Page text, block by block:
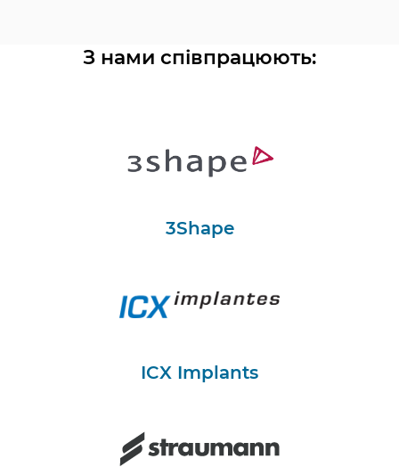
З нами співпрацюють:
3Shape
ICX Implants